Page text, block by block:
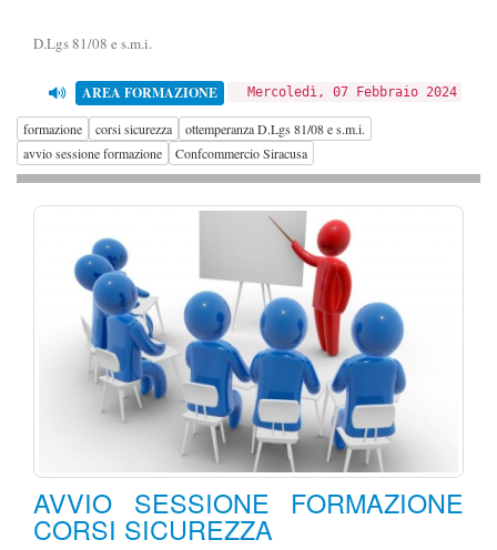
D.Lgs 81/08 e s.m.i.
AREA FORMAZIONE Mercoledì, 07 Febbraio 2024
formazione corsi sicurezza
ottemperanza D.Lgs 81/08 e s.m.i.
avvio sessione formazione
Confcommercio Siracusa
AVVIO SESSIONE FORMAZIONE
CORSI SICUREZZA